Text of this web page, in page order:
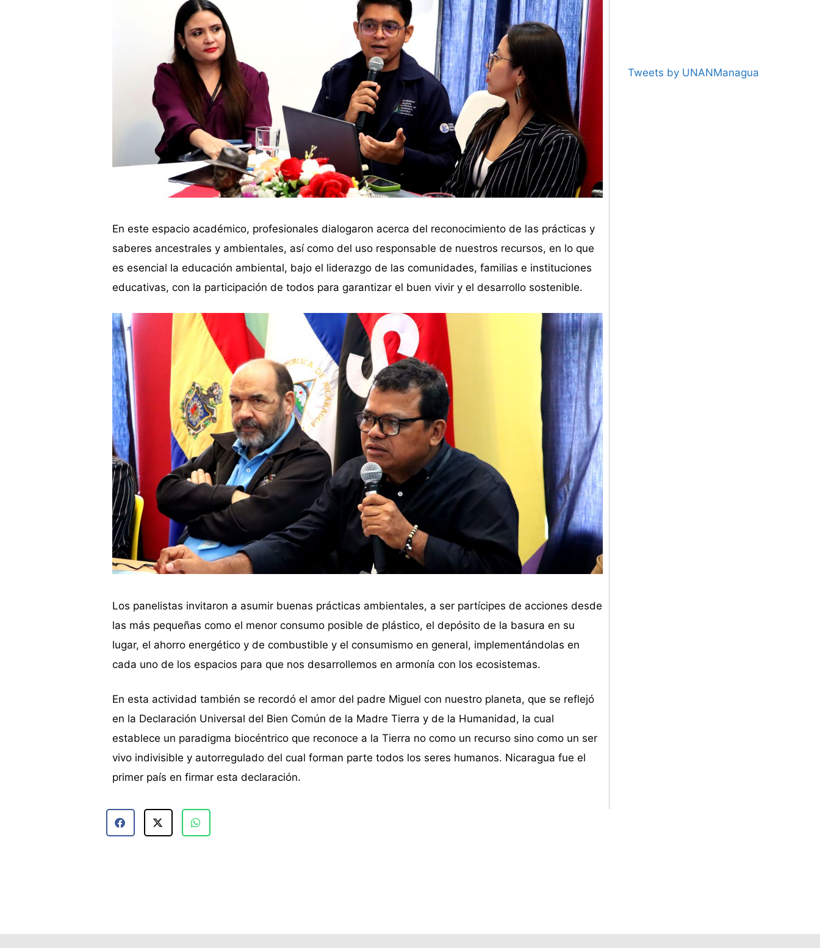
En este espacio académico, profesionales dialogaron acerca del reconocimiento de las prácticas y
saberes ancestrales y ambientales, así como del uso responsable de nuestros recursos, en lo que
es esencial la educación ambiental, bajo el liderazgo de las comunidades, familias e instituciones
educativas, con la participación de todos para garantizar el buen vivir y el desarrollo sostenible.
Los panelistas invitaron a asumir buenas prácticas ambientales, a ser partícipes de acciones desde
las más pequeñas como el menor consumo posible de plástico, el depósito de la basura en su
lugar, el ahorro energético y de combustible y el consumismo en general, implementándolas en
cada uno de los espacios para que nos desarrollemos en armonía con los ecosistemas.
En esta actividad también se recordó el amor del padre Miguel con nuestro planeta, que se reflejó
en la Declaración Universal del Bien Común de la Madre Tierra y de la Humanidad, la cual
establece un paradigma biocéntrico que reconoce a la Tierra no como un recurso sino como un ser
vivo indivisible y autorregulado del cual forman parte todos los seres humanos. Nicaragua fue el
primer país en firmar esta declaración.
Tweets by UNANManagua